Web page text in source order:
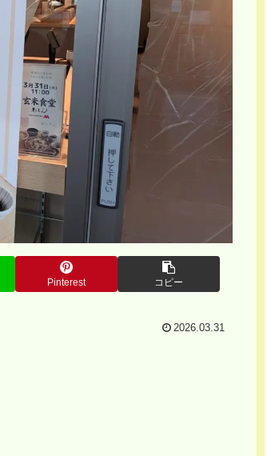
Pinterest コピー
2026.03.31